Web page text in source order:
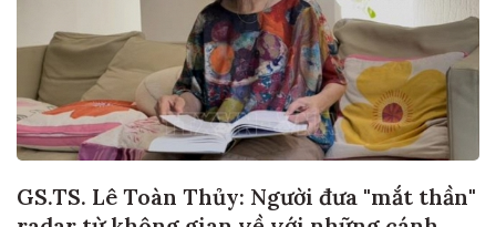
GS.TS. Lê Toàn Thủy: Người đưa "mắt thần"